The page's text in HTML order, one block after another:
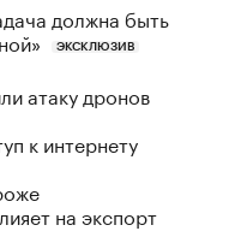
должна быть
ЭКСКЛЮЗИВ
атаку дронов
к интернету
на экспорт